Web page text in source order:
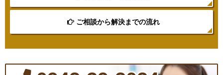
ご相談から解決までの流れ